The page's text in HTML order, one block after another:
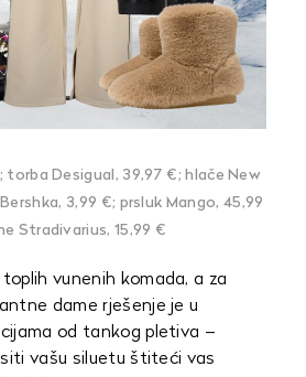
torba Desigual, 39,97 €; hlače New
3,99 €; prsluk Mango, 45,99
Stradivarius, 15,99 €
vunenih komada, a za
dame rješenje je u
od tankog pletiva –
vašu siluetu štiteći vas